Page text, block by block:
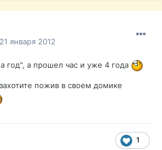
21 января 2012
год", а прошел час и уже 4 года
пожив в своем домике
1